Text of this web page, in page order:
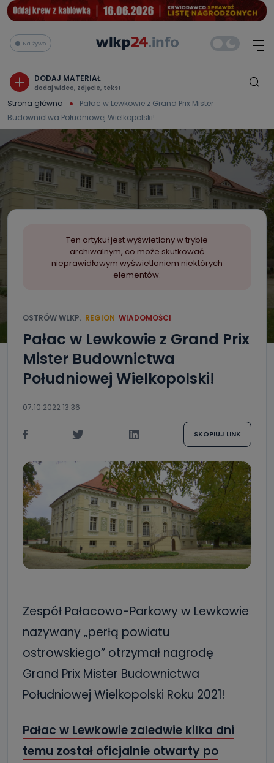
Na żywo
DODAJ MATERIAŁ
dodaj wideo, zdjęcie, tekst
Strona główna
Pałac w Lewkowie z Grand Prix Mister
Budownictwa Południowej Wielkopolski!
Ten artykuł jest wyświetlany w trybie
archiwalnym, co może skutkować
nieprawidłowym wyświetlaniem niektórych
elementów.
OSTRÓW WLKP. REGION WIADOMOŚCI
Pałac w Lewkowie z Grand Prix
Mister Budownictwa
Południowej Wielkopolski!
07.10.2022 13:36
SKOPIUJ LINK
Zespół Pałacowo-Parkowy w Lewkowie
nazywany „perłą powiatu
ostrowskiego” otrzymał nagrodę
Grand Prix Mister Budownictwa
Południowej Wielkopolski Roku 2021!
Pałac w Lewkowie zaledwie kilka dni
temu został oficjalnie otwarty po